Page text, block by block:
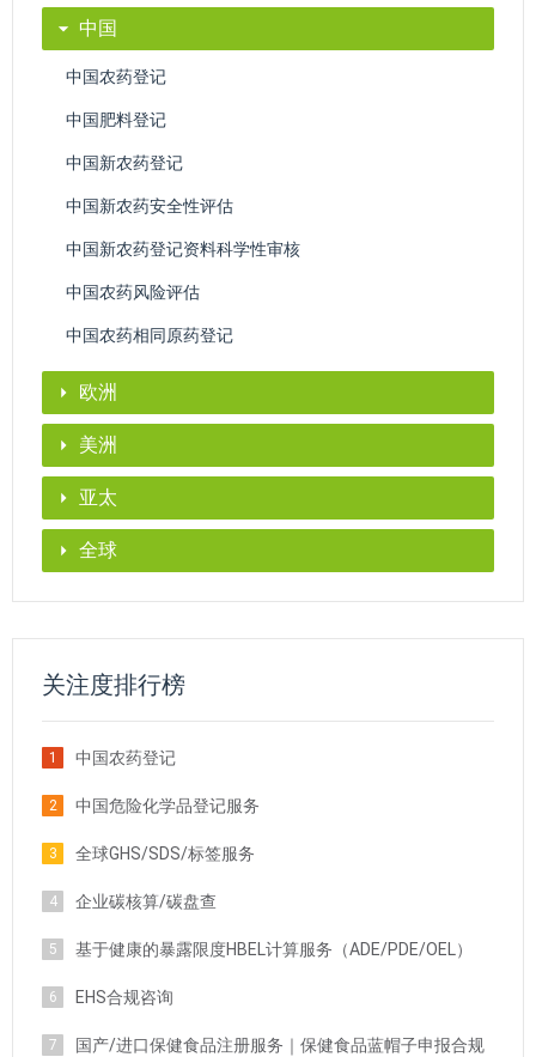
中国
中国农药登记
中国肥料登记
中国新农药登记
中国新农药安全性评估
中国新农药登记资料科学性审核
中国农药风险评估
中国农药相同原药登记
欧洲
美洲
亚太
全球
关注度排行榜
1 中国农药登记
2 中国危险化学品登记服务
3 全球GHS/SDS/标签服务
4 企业碳核算/碳盘查
5 基于健康的暴露限度HBEL计算服务（ADE/PDE/OEL）
6 EHS合规咨询
7
国产/进口保健食品注册服务｜保健食品蓝帽子申报合规